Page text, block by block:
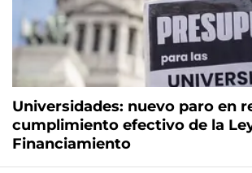
Universidades: nuevo paro en
cumplimiento efectivo de la
Financiamiento